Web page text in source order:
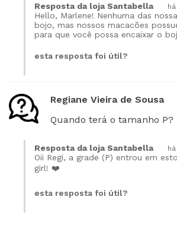
Resposta da loja Santabella
Hello, Marlene! Nenhuma das
bojo, mas nossos macacões
para que você possa encaixar o
esta resposta foi útil?
Regiane Vieira de Sousa
Quando terá o tamanho P?
Resposta da loja Santabella
Oii Regi, a grade (P) entrou em
girl! ❤️
esta resposta foi útil?